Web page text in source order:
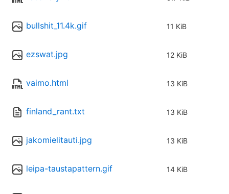
bullshit_11.4k.gif 11 KiB
ezswat.jpg 12 KiB
vaimo.html 13 KiB
finland_rant.txt 13 KiB
jakomielitauti.jpg 13 KiB
leipa-taustapattern.gif 14 KiB